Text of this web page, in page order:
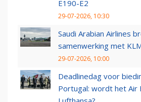
E190-E2
29-07-2026, 10:30
Saudi Arabian Airlines
samenwerking met
29-07-2026, 10:00
Deadlinedag voor
Portugal: wordt het Air